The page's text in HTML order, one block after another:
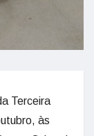
Terceira
às